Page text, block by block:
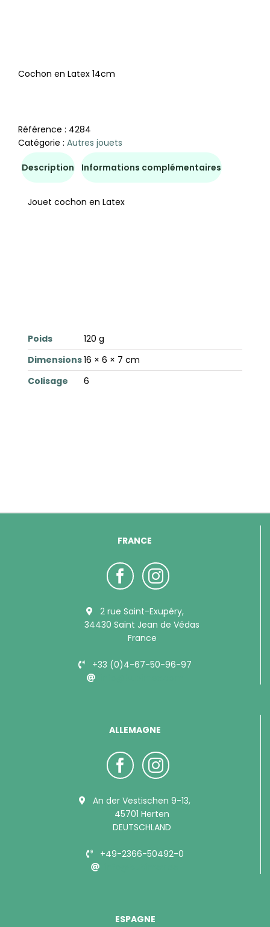
Cochon en Latex 14cm
Référence : 4284
Catégorie : Autres jouets
Description Informations complémentaires
Jouet cochon en Latex
Poids
120 g
Dimensions16 × 6 × 7 cm
Colisage
6
FRANCE
2 rue Saint-Exupéry,
34430 Saint Jean de Védas
France
+33 (0)4-67-50-96-97
ALLEMAGNE
An der Vestischen 9-13,
45701 Herten
DEUTSCHLAND
+49-2366-50492-0
ESPAGNE